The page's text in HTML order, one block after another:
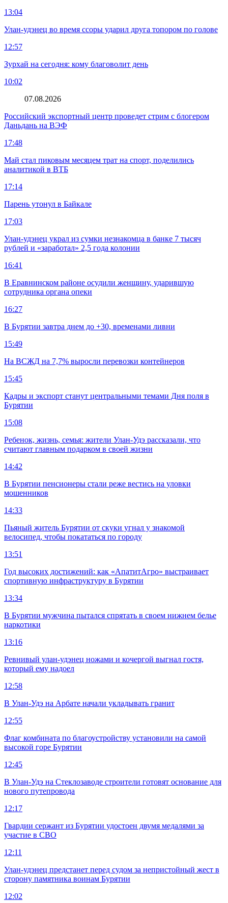
13:04
Улан-удэнец во время ссоры ударил друга топором по голове
12:57
Зурхай на сегодня: кому благоволит день
10:02
07.08.2026
Российский экспортный центр проведет стрим с блогером
Даньдань на ВЭФ
17:48
Май стал пиковым месяцем трат на спорт, поделились
аналитикой в ВТБ
17:14
Парень утонул в Байкале
17:03
Улан-удэнец украл из сумки незнакомца в банке 7 тысяч
рублей и «заработал» 2,5 года колонии
16:41
В Еравнинском районе осудили женщину, ударившую
сотрудника органа опеки
16:27
В Бурятии завтра днем до +30, временами ливни
15:49
На ВСЖД на 7,7% выросли перевозки контейнеров
15:45
Кадры и экспорт станут центральными темами Дня поля в
Бурятии
15:08
Ребенок, жизнь, семья: жители Улан-Удэ рассказали, что
считают главным подарком в своей жизни
14:42
В Бурятии пенсионеры стали реже вестись на уловки
мошенников
14:33
Пьяный житель Бурятии от скуки угнал у знакомой
велосипед, чтобы покататься по городу
13:51
Год высоких достижений: как «АпатитАгро» выстраивает
спортивную инфраструктуру в Бурятии
13:34
В Бурятии мужчина пытался спрятать в своем нижнем белье
наркотики
13:16
Ревнивый улан-удэнец ножами и кочергой выгнал гостя,
который ему надоел
12:58
В Улан-Удэ на Арбате начали укладывать гранит
12:55
Флаг комбината по благоустройству установили на самой
высокой горе Бурятии
12:45
В Улан-Удэ на Стеклозаводе строители готовят основание для
нового путепровода
12:17
Гвардии сержант из Бурятии удостоен двумя медалями за
участие в СВО
12:11
Улан-удэнец предстанет перед судом за непристойный жест в
сторону памятника воинам Бурятии
12:02